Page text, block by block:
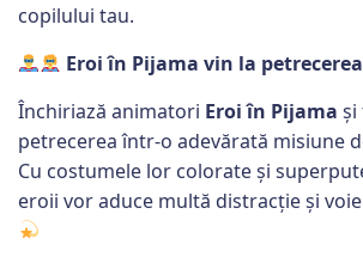
copilului tau.
Eroi în Pijama vin la
Închiriază animatori Eroi în Pijama și
petrecerea într-o adevărată misiune
Cu costumele lor colorate și
eroii vor aduce multă distracție și